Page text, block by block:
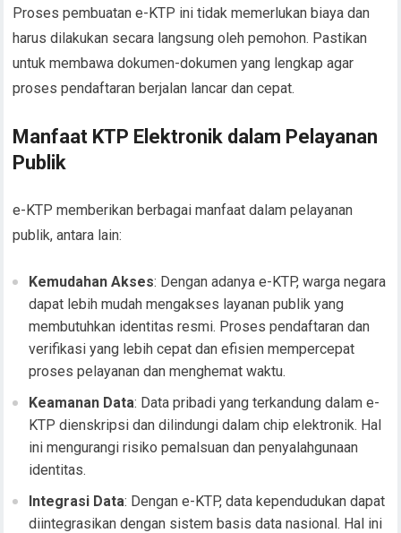
Proses pembuatan e-KTP ini tidak memerlukan biaya dan
harus dilakukan secara langsung oleh pemohon. Pastikan
untuk membawa dokumen-dokumen yang lengkap agar
proses pendaftaran berjalan lancar dan cepat.
Manfaat KTP Elektronik dalam Pelayanan
Publik
e-KTP memberikan berbagai manfaat dalam pelayanan
publik, antara lain:
Kemudahan Akses: Dengan adanya e-KTP, warga negara
dapat lebih mudah mengakses layanan publik yang
membutuhkan identitas resmi. Proses pendaftaran dan
verifikasi yang lebih cepat dan efisien mempercepat
proses pelayanan dan menghemat waktu.
Keamanan Data: Data pribadi yang terkandung dalam e-
KTP dienskripsi dan dilindungi dalam chip elektronik. Hal
ini mengurangi risiko pemalsuan dan penyalahgunaan
identitas.
Integrasi Data: Dengan e-KTP, data kependudukan dapat
diintegrasikan dengan sistem basis data nasional. Hal ini